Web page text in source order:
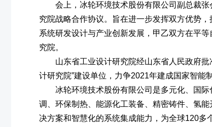
会上，冰轮环境技术股份有限公司副总裁
究院战略合作协议。旨在进一步发挥双方优势
系统研发设计与产业创新发展，甲乙双方在平
究院。
山东省工业设计研究院经山东省人民政府
计研究院”建设单位，力争2021年建成国家智能
冰轮环境技术股份有限公司是多元化、国
调、环保制热、能源化工装备、精密铸件、氢
决方案和智慧化的系统集成能力，为全球120多